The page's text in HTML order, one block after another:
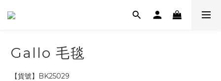
Gallo 毛毯
【貨號】BK25029